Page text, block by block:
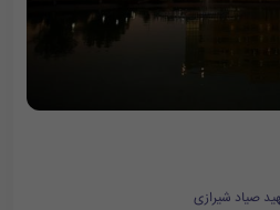
صیاد شیرازی